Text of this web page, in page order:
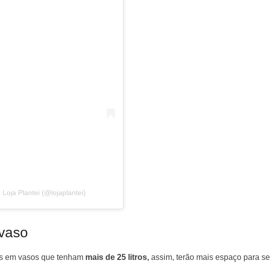
Plantei (@lojaplantei)
em vasos que tenham mais de 25 litros,assim, terão mais espaço para se